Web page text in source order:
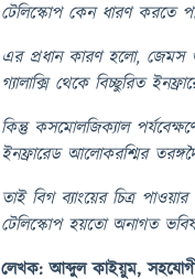
টেলিস্কোপ কেন ধারণ করতে
এর প্রধান কারণ হলো, জেমস
গ্যালাক্সি থেকে বিচ্ছুরিত
কিন্তু কসমোলজিক্যাল
ইনফ্রারেড আলোকরশ্মির
তাই বিগ ব্যাংয়ের চিত্র
টেলিস্কোপ হয়তো অনাগত
লেখক: আব্দুল কাইয়ুম, সহযোগী